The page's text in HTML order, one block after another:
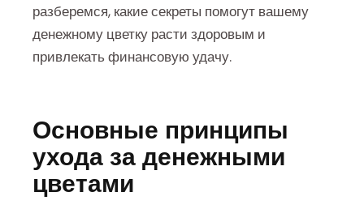
разберемся, какие секреты помогут вашему
денежному цветку расти здоровым и
привлекать финансовую удачу.
Основные принципы
ухода за денежными
цветами